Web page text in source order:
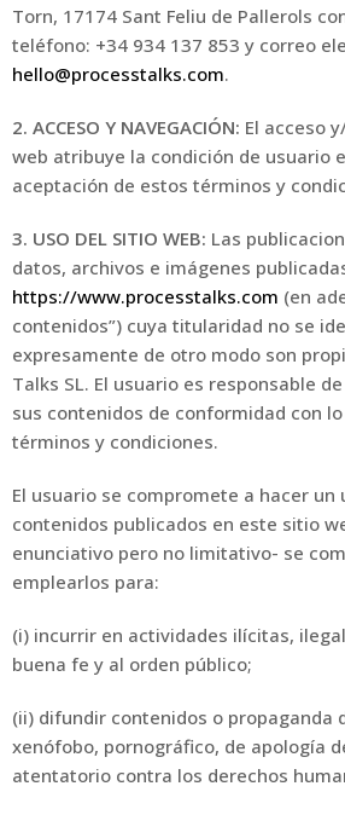
Torn, 17174 Sant Feliu de Pallerols
teléfono: +34 934 137 853 y correo
hello@processtalks.com.
2. ACCESO Y NAVEGACIÓN: El acceso
web atribuye la condición de usuario
aceptación de estos términos y
3. USO DEL SITIO WEB: Las
datos, archivos e imágenes
https://www.processtalks.com (en
contenidos”) cuya titularidad no se
expresamente de otro modo son
Talks SL. El usuario es responsable
sus contenidos de conformidad con
términos y condiciones.
El usuario se compromete a hacer un
contenidos publicados en este sitio
enunciativo pero no limitativo- se
emplearlos para:
(i) incurrir en actividades ilícitas,
buena fe y al orden público;
(ii) difundir contenidos o propaganda
xenófobo, pornográfico, de apología
atentatorio contra los derechos